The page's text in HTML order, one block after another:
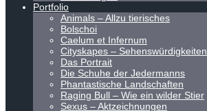
Portfolio
Animals – Allzu tierisches
Bolschoi
Caelum et Infernum
Cityskapes – Sehenswürdigkeiten
Das Portrait
Die Schuhe der Jedermanns
Phantastische Landschaften
Raging Bull – Wie ein wilder Stier
Sexus – Aktzeichnungen